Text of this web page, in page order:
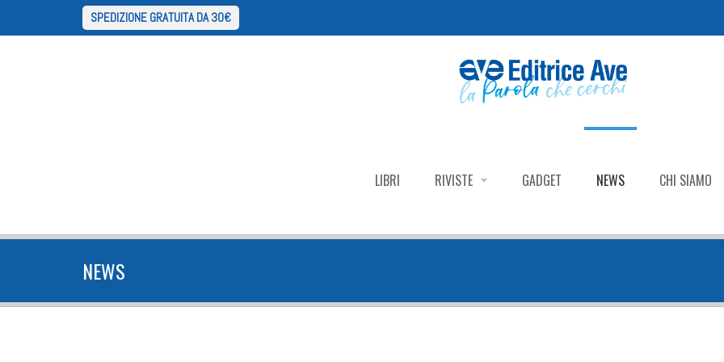
SPEDIZIONE GRATUITA DA 30€
LIBRI RIVISTE GADGET NEWS CHI SIAMO
NEWS